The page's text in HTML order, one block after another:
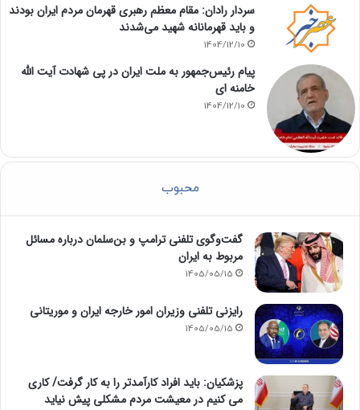
سردار رادان: مقام معظم رهبری قهرمان مردم ایران بودند
و باید قهرمانانه شهید می‌شدند
1404/12/10
پیام رئیس‌جمهور به ملت ایران در پی شهادت آیت الله
خامنه ای
1404/12/10
محبوب
گفت‌وگوی تلفنی ترامپ و بن‌سلمان درباره مسائل
مربوط به ایران
1405/05/15
رایزنی تلفنی وزیران امور خارجه ایران و موریتانی
1405/05/15
پزشکیان: باید افراد کارآمدتر را به کار گرفت/ کاری
می کنیم در معیشت مردم مشکلی پیش نیاید